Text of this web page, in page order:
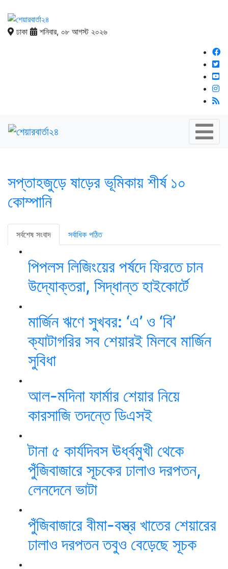
ঢাকা শনিবার, ০৮ আগস্ট ২০২৬
সপ্তাহজুড়ে ষাড়ের ভূমিকায় শীর্ষ ১০
কোম্পানি
সর্বশেষ সংবাদ সর্বাধিক পঠিত
পিপলস লিজিংয়ের পর্ষদে ফিরতে চান
উদ্যোক্তরা, সিদ্ধান্ত হাইকোর্টে
মার্জিন ঋণে সুখবর: ‘এ’ ও ‘বি’
ক্যাটাগরির সব শেয়ারই মিলবে মার্জিন
সুবিধা
আল-মদিনা ফার্মার শেয়ার নিয়ে
কারসাজি তদন্তে ডিএসই
টানা ৫ কার্যদিবস ঊর্ধ্বমুখী থেকে
পুঁজিবাজারে সূচকের ঢালাও দরপতন,
লেনদেনে ভাটা
পুঁজিবাজারে বীমা-বস্ত্র খাতের শেয়ারের
ঢালাও দরপতন তবুও বেড়েছে সূচক